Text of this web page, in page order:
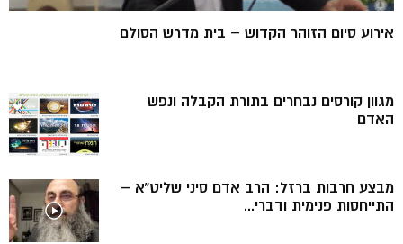
אירוע סיום הזוהר הקדוש – בית מדרש הסולם
מגוון קורסים נבחרים בתורת הקבלה ונפש
האדם
מבצע חרבות ברזל: הרב אדם סיני שליט”א –
התייחסות פנימית ודברי...